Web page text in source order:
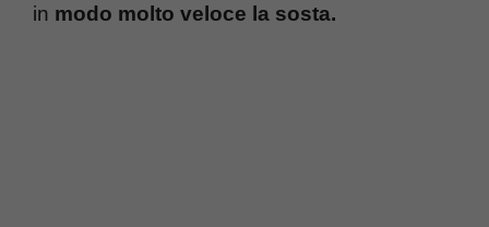
in modo molto veloce la sosta.